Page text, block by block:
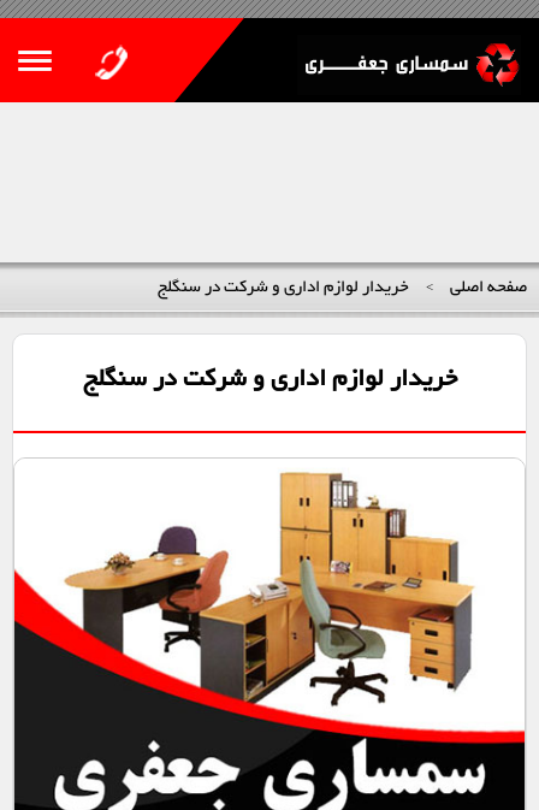
صفحه اصلی > خریدار لوازم اداری و شرکت در سنگلج
خریدار لوازم اداری و شرکت در سنگلج